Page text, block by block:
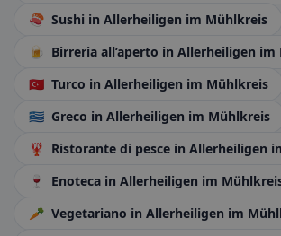
🍣 Sushi in Allerheiligen im Mühlkreis
🍺 Birreria all’aperto in Allerheiligen im
🇹🇷 Turco in Allerheiligen im Mühlkreis
🇬🇷 Greco in Allerheiligen im Mühlkreis
🦞 Ristorante di pesce in Allerheiligen
🍷
Enoteca in Allerheiligen im
🥕 Vegetariano in Allerheiligen im